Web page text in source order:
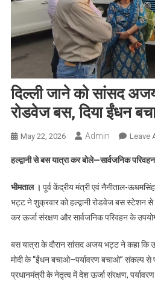
दिल्ली जाने को सांसद
रोडवेज बस, दिया ईंधन
May 22, 2026 Admin Leave
हल्द्वानी से बस यात्रा कर बोले—सार्वजनिक
भीमताल । पूर्व केंद्रीय मंत्री एवं नैनीताल-
भट्ट ने शुक्रवार को हल्द्वानी रोडवेज बस स्टेशन से
कर ऊर्जा संरक्षण और सार्वजनिक परिवहन के
बस यात्रा के दौरान सांसद अजय भट्ट ने कहा कि
मोदी के “ईंधन बचाओ–पर्यावरण बचाओ” संकल्प से
प्रधानमंत्री के नेतृत्व में देश ऊर्जा संरक्षण,